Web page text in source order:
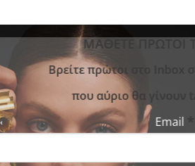
ΜΑΘΕΤΕ ΠΡΩΤΟΙ
Bρείτε πρώτοι στο Inbox
που αύριο θα γίνουν
Email